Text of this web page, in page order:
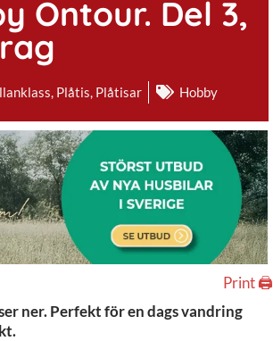
Ontour. Del 3,
, Plåtis, Plåtisar Hobby
Print 🖨
ner. Perfekt för en dags vandring